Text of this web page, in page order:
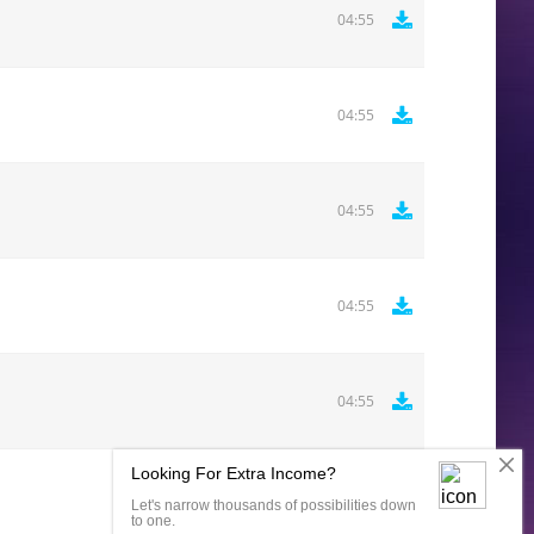
04:55
04:55
04:55
04:55
04:55